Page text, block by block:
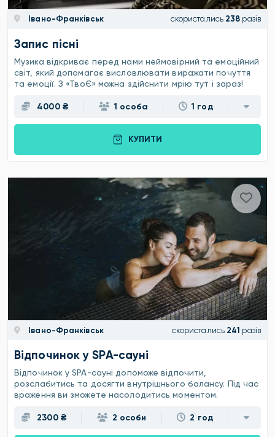
Івано-Франківськ скористались 238 разів
Запис пісні
Музика відкриває перед нами неймовірний та емоційний
світ, який допомагає висловлювати виражати почуття
та емоції. З «ТвоЄ» можна здійснити мрію тут і зараз!
4000 ₴ 1 особа 1 год
КУПИТИ
Івано-Франківськ скористались 241 разів
Відпочинок у SPA-сауні
Відпочинок у SPA-сауні допоможе відпочити,
розслабитись та досягти внутрішнього балансу. Під час
враження ви зможете насолодитись моментом.
2300 ₴ 2 особи 2 год